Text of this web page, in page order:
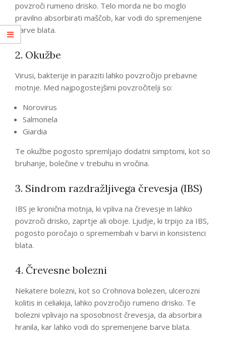
povzroči rumeno drisko. Telo morda ne bo moglo
pravilno absorbirati maščob, kar vodi do spremenjene
barve blata.
2. Okužbe
Virusi, bakterije in paraziti lahko povzročijo prebavne
motnje. Med najpogostejšimi povzročitelji so:
Norovirus
Salmonela
Giardia
Te okužbe pogosto spremljajo dodatni simptomi, kot so
bruhanje, bolečine v trebuhu in vročina.
3. Sindrom razdražljivega črevesja (IBS)
IBS je kronična motnja, ki vpliva na črevesje in lahko
povzroči drisko, zaprtje ali oboje. Ljudje, ki trpijo za IBS,
pogosto poročajo o spremembah v barvi in konsistenci
blata.
4. Črevesne bolezni
Nekatere bolezni, kot so Crohnova bolezen, ulcerozni
kolitis in celiakija, lahko povzročijo rumeno drisko. Te
bolezni vplivajo na sposobnost črevesja, da absorbira
hranila, kar lahko vodi do spremenjene barve blata.